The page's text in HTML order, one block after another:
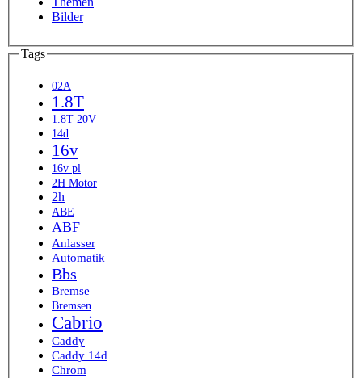
Bilder
Tags
02A
1.8T
1.8T 20V
14d
16v
16v pl
2H Motor
2h
ABE
ABF
Anlasser
Automatik
Bbs
Bremse
Bremsen
Cabrio
Caddy
Caddy 14d
Chrom